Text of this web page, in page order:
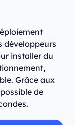
développeurs
installer du
Grâce aux
de